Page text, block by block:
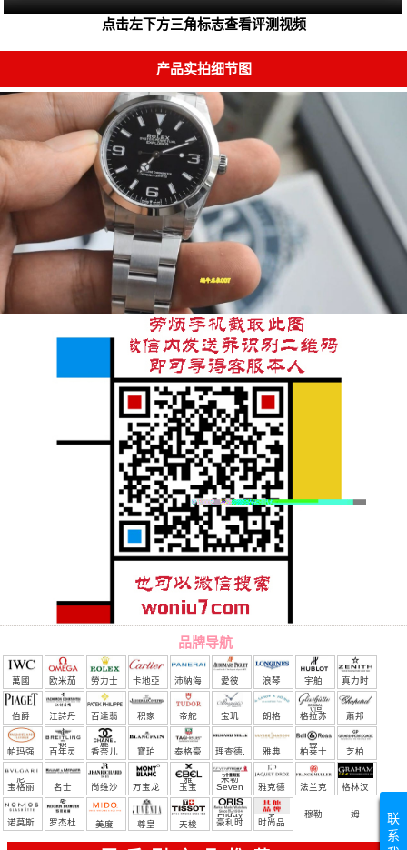
点击左下方三角标志查看评测视频
产品实拍细节图
品牌导航
萬國 欧米茄 勞力士 卡地亞 沛納海 愛彼 浪琴 宇舶
（恒
宝）
真力时
伯爵 江詩丹
頓
百達翡
麗
积家 帝舵 宝玑 朗格 格拉苏
蒂
蕭邦
帕玛强
尼
百年灵 香奈儿 寶珀 泰格豪
雅
理查德.
米勒
雅典 柏莱士 芝柏
宝格丽 名士 尚维沙 万宝龙 玉宝 Seven
Friday
雅克德
罗
法兰克
穆勒
格林汉
姆
诺莫斯
罗杰杜 美度 尊皇 天梭 豪利时 时尚品
联
系